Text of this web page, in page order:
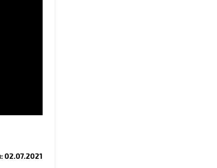
02.07.2021